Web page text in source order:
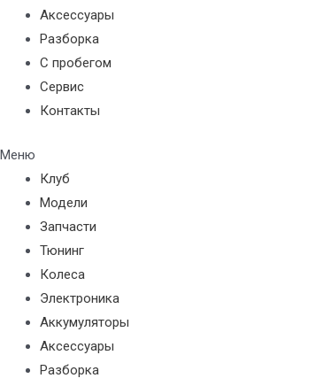
Аксессуары
Разборка
С пробегом
Сервис
Контакты
Меню
Клуб
Модели
Запчасти
Тюнинг
Колеса
Электроника
Аккумуляторы
Аксессуары
Разборка